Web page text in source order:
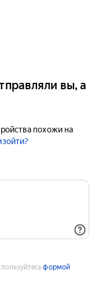
вы, а
похожи на
формой